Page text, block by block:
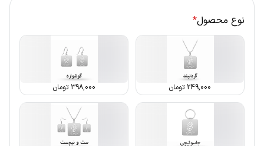
نوع محصول*
249,000 تومان 398,000 تومان